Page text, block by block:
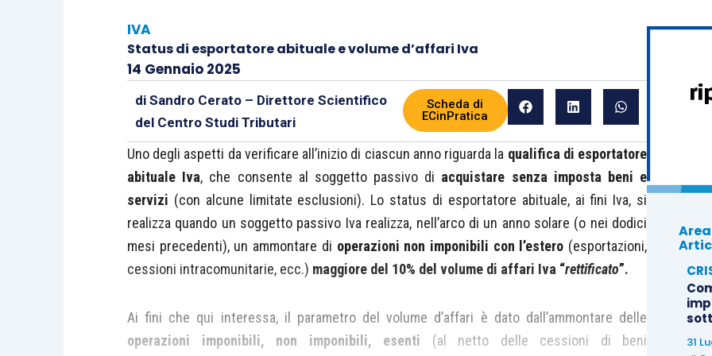
IVA
Status di esportatore abituale e volume d’affari Iva
14 Gennaio 2025
di Sandro Cerato – Direttore Scientifico
del Centro Studi Tributari
Scheda di
ECinPratica
Uno degli aspetti da verificare all’inizio di ciascun anno riguarda la qualifica di esportatore
abituale Iva, che consente al soggetto passivo di acquistare senza imposta beni e
servizi (con alcune limitate esclusioni). Lo status di esportatore abituale, ai fini Iva, si
realizza quando un soggetto passivo Iva realizza, nell’arco di un anno solare (o nei dodici
mesi precedenti), un ammontare di operazioni non imponibili con l’estero (esportazioni,
cessioni intracomunitarie, ecc.) maggiore del 10% del volume di affari Iva “rettificato”.
Ai fini che qui interessa, il parametro del volume d’affari è dato dall’ammontare delle
operazioni imponibili, non imponibili, esenti (al netto delle cessioni di beni
31